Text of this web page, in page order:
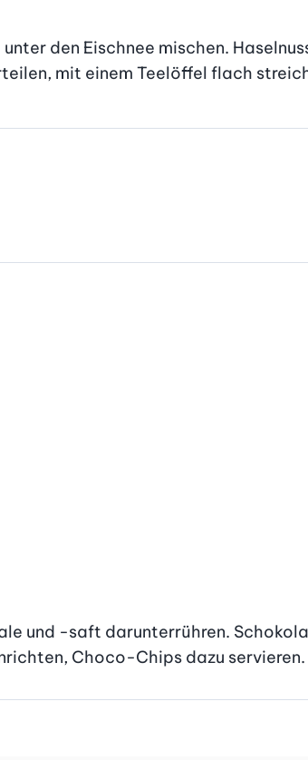
den Eischnee mischen.
mit einem Teelöffel flach
und -saft darunterrühren.
Choco-Chips dazu servieren.